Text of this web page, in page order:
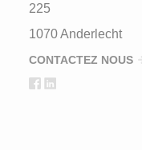
225
1070 Anderlecht
CONTACTEZ NOUS